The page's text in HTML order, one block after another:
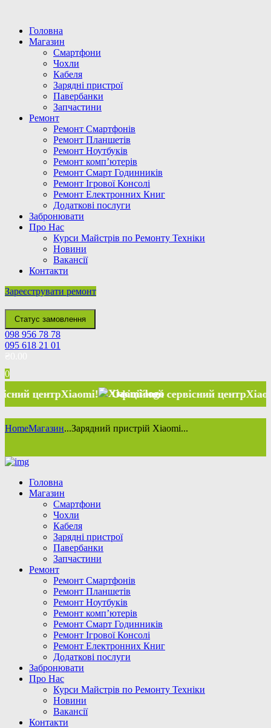
Головна
Магазин
Смартфони
Чохли
Кабеля
Зарядні пристрої
Павербанки
Запчастини
Ремонт
Ремонт Смартфонів
Ремонт Планшетів
Ремонт Ноутбуків
Ремонт комп’ютерів
Ремонт Смарт Годинників
Ремонт Ігрової Консолі
Ремонт Електронних Книг
Додаткові послуги
Забронювати
Про Нас
Курси Майстрів по Ремонту Техніки
Новини
Вакансії
Контакти
Зареєструвати ремонт
Статус замовлення
098 956 78 78
095 618 21 01
0
Xiaomi! Офіційний сервісний центр Xiaomi!
HomeМагазин...Зарядний пристрій Xiaomi...
Головна
Магазин
Смартфони
Чохли
Кабеля
Зарядні пристрої
Павербанки
Запчастини
Ремонт
Ремонт Смартфонів
Ремонт Планшетів
Ремонт Ноутбуків
Ремонт комп’ютерів
Ремонт Смарт Годинників
Ремонт Ігрової Консолі
Ремонт Електронних Книг
Додаткові послуги
Забронювати
Про Нас
Курси Майстрів по Ремонту Техніки
Новини
Вакансії
Контакти